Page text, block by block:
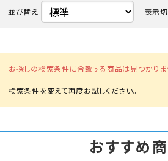
並び替え 表示
お探しの検索条件に合致する商品は見つかりま
おすすめ